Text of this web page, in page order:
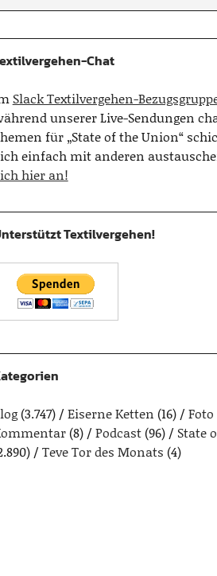
Chat
Slack Textilvergehen-
unserer Live-Sendungen
für „State of the Union“
einfach mit anderen
hier an!
Textilvergehen!
(3.747) Eiserne Ketten (16) Foto
(8) Podcast(96)
State
Teve Tor des Monats (4)